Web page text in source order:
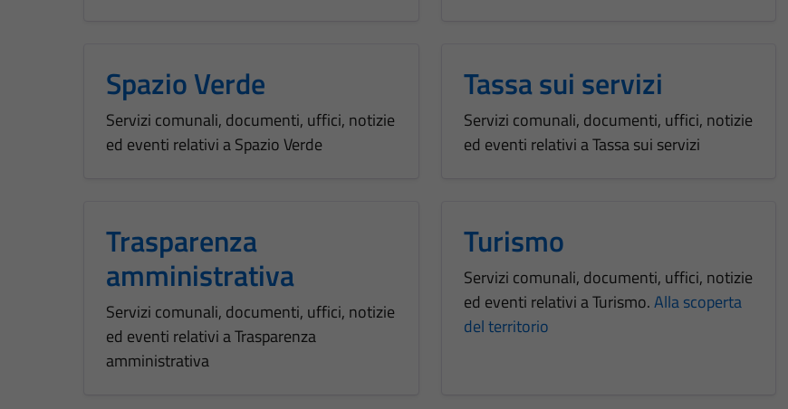
Spazio Verde
Servizi comunali, documenti, uffici, notizie
ed eventi relativi a Spazio Verde
Tassa sui servizi
Servizi comunali, documenti, uffici, notizie
ed eventi relativi a Tassa sui servizi
Trasparenza
amministrativa
Servizi comunali, documenti, uffici, notizie
ed eventi relativi a Trasparenza
amministrativa
Turismo
Servizi comunali, documenti, uffici, notizie
ed eventi relativi a Turismo.Alla scoperta
del territorio